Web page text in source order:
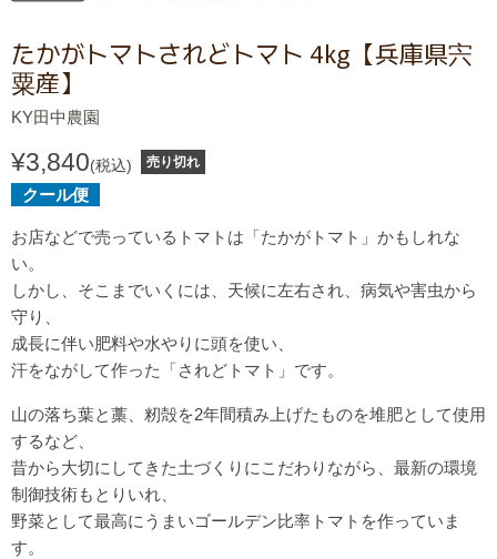
たかがトマトされどトマト 4kg【兵庫県宍
粟産】
KY田中農園
¥3,840(税込) 売り切れ
クール便
お店などで売っているトマトは「たかがトマト」かもしれな
い。
しかし、そこまでいくには、天候に左右され、病気や害虫から
守り、
成長に伴い肥料や水やりに頭を使い、
汗をながして作った「されどトマト」です。
山の落ち葉と藁、籾殻を2年間積み上げたものを堆肥として使用
するなど、
昔から大切にしてきた土づくりにこだわりながら、最新の環境
制御技術もとりいれ、
野菜として最高にうまいゴールデン比率トマトを作っていま
す。